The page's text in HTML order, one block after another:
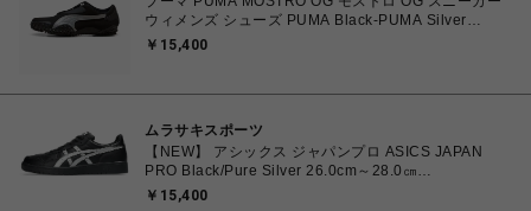
ウィメンズ シューズ PUMA Black-PUMA Silver
23.0cm～25.0㎝ 397330_17 4069157788854 【送料
￥15,400
ムラサキスポーツ
【NEW】 アシックス ジャパンプロ ASICS JAPAN
PRO Black/Pure Silver 26.0cm～28.0㎝
1203B205.001 4573690068224 メンズ スニーカー
￥15,400